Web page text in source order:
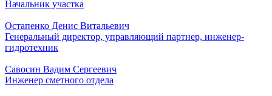
Начальник участка
Остапенко Денис Витальевич
Генеральный директор, управляющий партнер, инженер-
гидротехник
Савосин Вадим Сергеевич
Инженер сметного отдела